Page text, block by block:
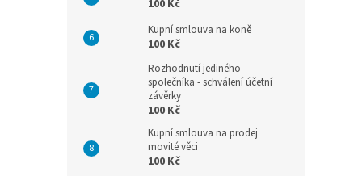
100 Kč
Kupní smlouva na koně
100 Kč
Rozhodnutí jediného
společníka - schválení účetní
závěrky
100 Kč
Kupní smlouva na prodej
movité věci
100 Kč